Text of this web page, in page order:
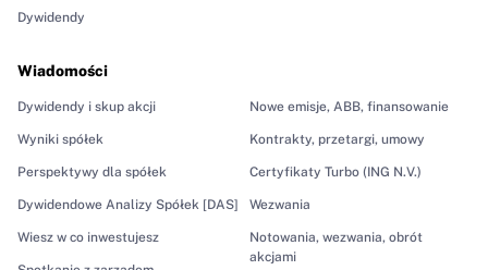
Dywidendy
Wiadomości
Dywidendy i skup akcji
Wyniki spółek
Perspektywy dla spółek
Dywidendowe Analizy Spółek [DAS]
Wiesz w co inwestujesz
Nowe emisje, ABB, finansowanie
Kontrakty, przetargi, umowy
Certyfikaty Turbo (ING N.V.)
Wezwania
Notowania, wezwania, obrót
akcjami